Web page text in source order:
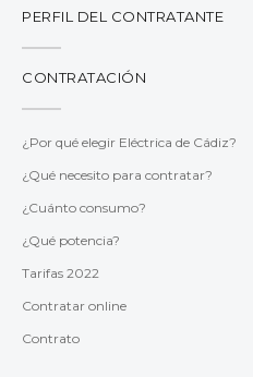
PERFIL DEL CONTRATANTE
CONTRATACIÓN
¿Por qué elegir Eléctrica de Cádiz?
¿Qué necesito para contratar?
¿Cuánto consumo?
¿Qué potencia?
Tarifas 2022
Contratar online
Contrato